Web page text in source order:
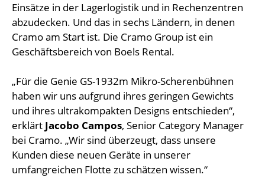
Einsätze in der Lagerlogistik und in Rechenzentren
abzudecken. Und das in sechs Ländern, in denen
Cramo am Start ist. Die Cramo Group ist ein
Geschäftsbereich von Boels Rental.
„Für die Genie GS-1932m Mikro-Scherenbühnen
haben wir uns aufgrund ihres geringen Gewichts
und ihres ultrakompakten Designs entschieden“,
erklärt Jacobo Campos, Senior Category Manager
bei Cramo. „Wir sind überzeugt, dass unsere
Kunden diese neuen Geräte in unserer
umfangreichen Flotte zu schätzen wissen.“